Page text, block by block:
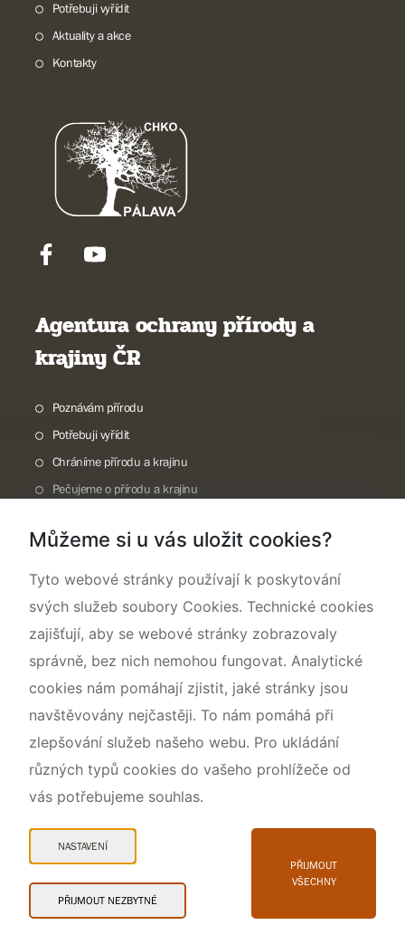
Potřebuji vyřídit
Aktuality a akce
Kontakty
Agentura ochrany přírody a
krajiny ČR
Poznávám přírodu
Potřebuji vyřídit
Chráníme přírodu a krajinu
Pečujeme o přírodu a krajinu
O nás
Snadné čtení
© 2026 AOPK ČR
Můžeme si u vás uložit cookies?
Tyto webové stránky používají k poskytování
svých služeb soubory Cookies. Technické cookies
zajišťují, aby se webové stránky zobrazovaly
správně, bez nich nemohou fungovat. Analytické
cookies nám pomáhají zjistit, jaké stránky jsou
navštěvovány nejčastěji. To nám pomáhá při
zlepšování služeb našeho webu. Pro ukládání
různých typů cookies do vašeho prohlížeče od
vás potřebujeme souhlas.
NASTAVENÍ
PŘIJMOUT NEZBYTNÉ
PŘIJMOUT
VŠECHNY